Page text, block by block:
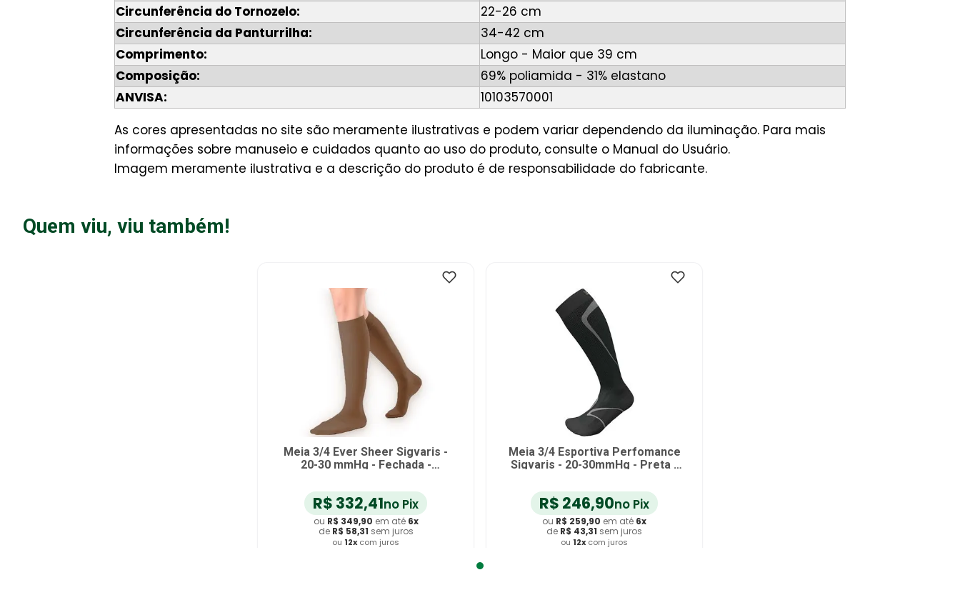
Circunferência do Tornozelo:
22-26 cm
Circunferência da Panturrilha:
34-42 cm
Comprimento:
Longo - Maior que 39 cm
Composição:
69% poliamida - 31% elastano
ANVISA:
10103570001
As cores apresentadas no site são meramente ilustrativas e podem variar dependendo da iluminação. Para mais
informações sobre manuseio e cuidados quanto ao uso do produto, consulte o Manual do Usuário.
Imagem meramente ilustrativa e a descrição do produto é de responsabilidade do fabricante.
Quem viu, viu também!
Meia 3/4 Ever Sheer Sigvaris -
20-30 mmHg - Fechada -
R$ 332,41no Pix
ou R$ 349,90 em até 6x
de R$ 58,31 sem juros
ou 12x com juros
Meia 3/4 Esportiva Perfomance
Sigvaris - 20-30mmHg - Preta -
R$ 246,90no Pix
ou R$ 259,90 em até 6x
de R$ 43,31 sem juros
ou 12x com juros